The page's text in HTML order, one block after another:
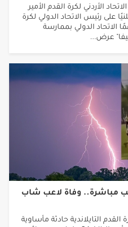
الأردني لكرة القدم الأمير
على رئيس الاتحاد الدولي لكرة
الاتحاد الدولي بممارسة
عرض...
مباشرة.. وفاة لاعب شاب
التايلاندية حادثة مأساوية